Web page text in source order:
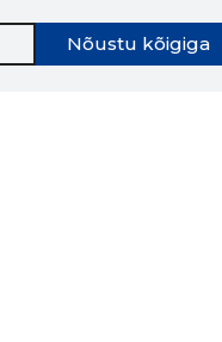
Nõustu kõigiga